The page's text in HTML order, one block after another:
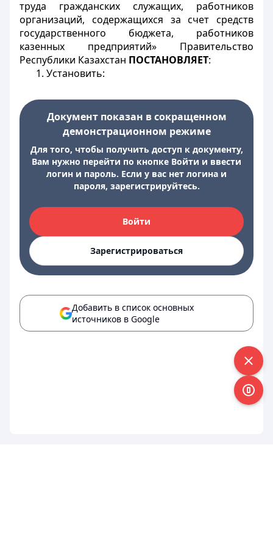
труда гражданских служащих, работников
организаций, содержащихся за счет средств
государственного бюджета, работников
казенных предприятий» Правительство
Республики Казахстан ПОСТАНОВЛЯЕТ:
1. Установить:
Документ показан в сокращенном
демонстрационном режиме
Для того, чтобы получить доступ к документу,
Вам нужно перейти по кнопке Войти и ввести
логин и пароль. Если у вас нет логина и
пароля, зарегистрируйтесь.
Войти
Зарегистрироваться
Добавить в список основных
источников в Google